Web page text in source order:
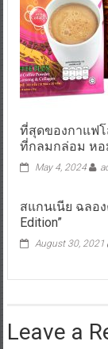
ที่สุดของกาแฟ
ที่กลมกล่อม หอ
May 4, 2024
สแกนเนีย ฉลอ
Edition”
August 30, 2021
Leave a